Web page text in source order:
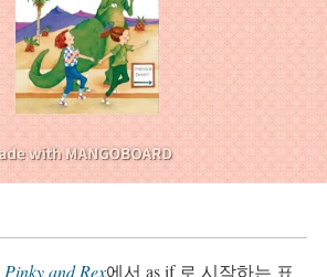
Pinky and Rex에서 as if 로 시작하는 표